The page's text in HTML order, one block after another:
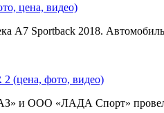
цена, видео)
A7 Sportback 2018.
(цена, фото, видео)
и ООО «ЛАДА Спорт»